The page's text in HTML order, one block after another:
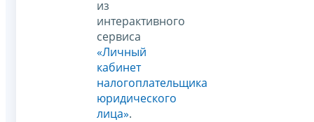
из
интерактивного
сервиса
«Личный
кабинет
налогоплательщика
юридического
лица».